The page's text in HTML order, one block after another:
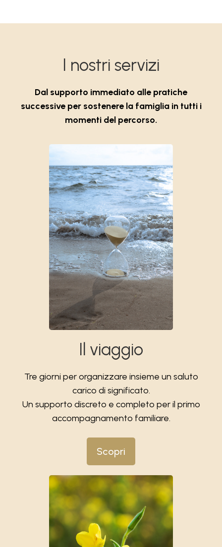
I nostri servizi
Dal supporto immediato alle pratiche
successive per sostenere la famiglia in tutti i
momenti del percorso.
Il viaggio
Tre giorni per organizzare insieme un saluto
carico di significato.
Un supporto discreto e completo per il primo
accompagnamento familiare.
Scopri